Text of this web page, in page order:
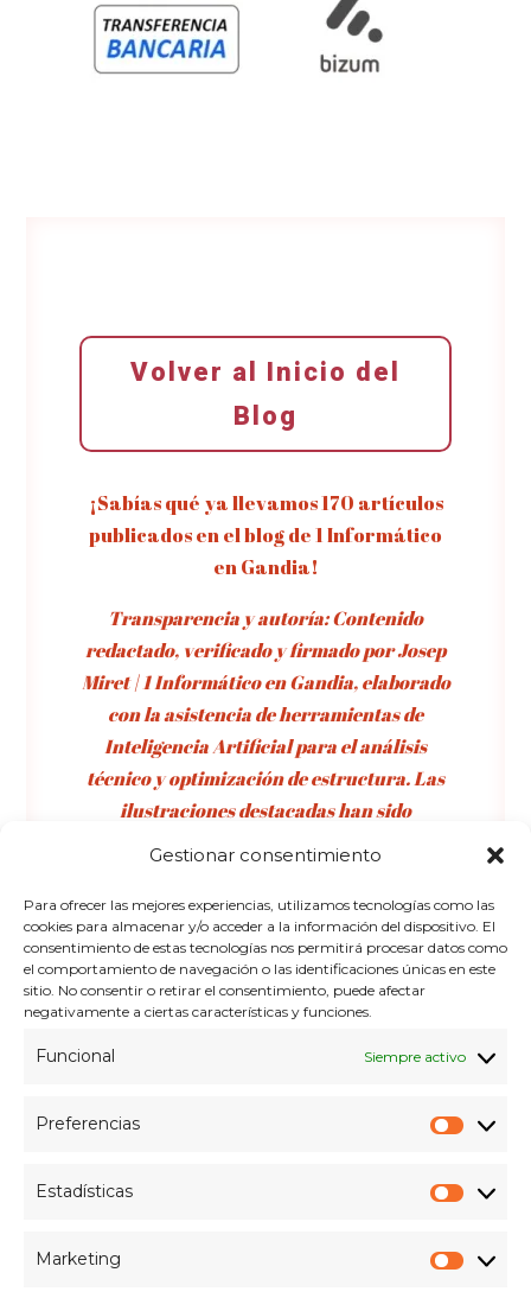
Gestionar consentimiento
Para ofrecer las mejores experiencias, utilizamos tecnologías como las
cookies para almacenar y/o acceder a la información del dispositivo. El
consentimiento de estas tecnologías nos permitirá procesar datos como
el comportamiento de navegación o las identificaciones únicas en este
sitio. No consentir o retirar el consentimiento, puede afectar
negativamente a ciertas características y funciones.
Funcional Siempre activo
Preferencias
Estadísticas
Marketing
Volver al Inicio del
Blog
¡Sabías qué ya llevamos 170 artículos
publicados en el blog de 1 Informático
en Gandia!
Transparencia y autoría: Contenido
redactado, verificado y firmado por Josep
Miret | 1 Informático en Gandia, elaborado
con la asistencia de herramientas de
Inteligencia Artificial para el análisis
técnico y optimización de estructura. Las
ilustraciones destacadas han sido
generadas mediante IA e incorporan
la normativa europea.
Inicio
Aviso Legal | Términos y condiciones
Política de privacidad